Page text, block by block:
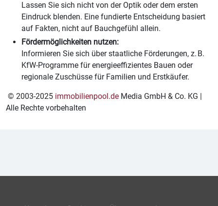
Lassen Sie sich nicht von der Optik oder dem ersten
Eindruck blenden. Eine fundierte Entscheidung basiert
auf Fakten, nicht auf Bauchgefühl allein.
Fördermöglichkeiten nutzen:
Informieren Sie sich über staatliche Förderungen, z. B.
KfW-Programme für energieeffizientes Bauen oder
regionale Zuschüsse für Familien und Erstkäufer.
© 2003-2025 immobilienpool.de Media GmbH & Co. KG |
Alle Rechte vorbehalten